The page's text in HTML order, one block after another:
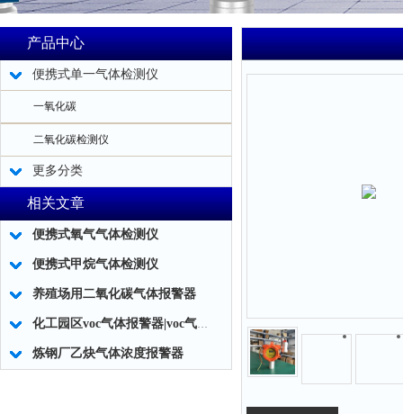
产品中心
便携式单一气体检测仪
一氧化碳
二氧化碳检测仪
更多分类
相关文章
便携式氧气气体检测仪
便携式甲烷气体检测仪
养殖场用二氧化碳气体报警器
化工园区voc气体报警器|voc气体检测仪使用注意事项
炼钢厂乙炔气体浓度报警器